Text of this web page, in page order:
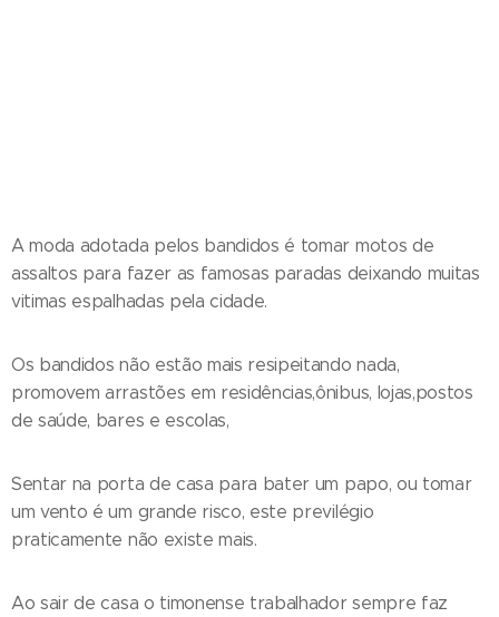
A moda adotada pelos bandidos é tomar motos de
assaltos para fazer as famosas paradas deixando muitas
vitimas espalhadas pela cidade.
Os bandidos não estão mais resipeitando nada,
promovem arrastões em residências,ônibus, lojas,postos
de saúde, bares e escolas,
Sentar na porta de casa para bater um papo, ou tomar
um vento é um grande risco, este previlégio
praticamente não existe mais.
Ao sair de casa o timonense trabalhador sempre faz